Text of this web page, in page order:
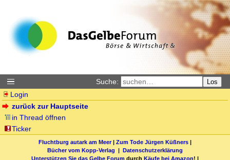
Suche: Los
Login
zurück zur Hauptseite
in Thread öffnen
Ticker
Fluchtburg autark am Meer| Zum Tode Jürgen Küßners |
Bücher vom Kopp-Verlag | Datenschutzerklärung
Unterstützen Sie das Gelbe Forum durch Käufe bei Amazon! |